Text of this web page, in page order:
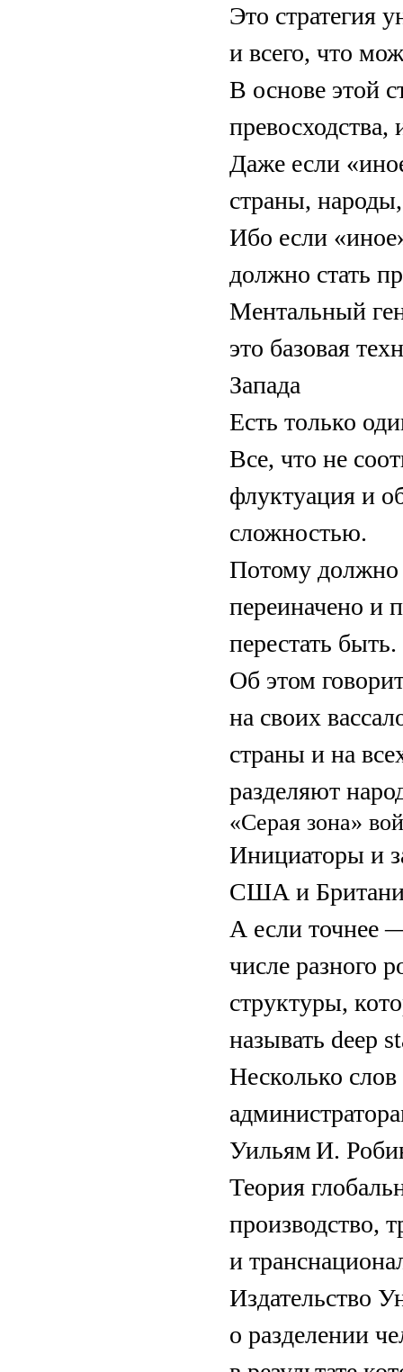
Это стратегия
и всего, что
В основе этой
Даже если
страны, народы,
Ибо если
должно стать
Ментальный
это базовая
Запада
Есть только
Все, что не
флуктуация и
сложностью.
Потому должно
переиначено и
перестать быть.
Об этом
на своих
страны и на
разделяют
«Серая зона»
Инициаторы и
США и
А если точнее
числе разного
структуры,
называть dеep
Несколько
Уильям И.
Теория
производство,
и
Издательство
о разделении